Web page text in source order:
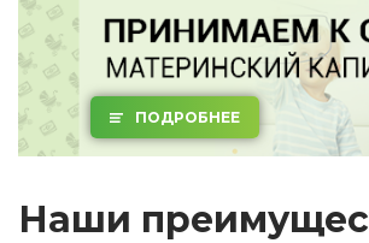
ПОДРОБНЕЕ
Наши